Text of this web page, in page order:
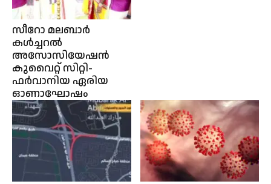
സീറോ മലബാർ
കൾച്ചറൽ
അസോസിയേഷൻ
കുവൈറ്റ് സിറ്റി-
ഫർവാനിയ ഏരിയ
ഓണാഘോഷം